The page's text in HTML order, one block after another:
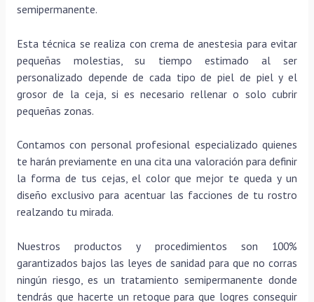
semipermanente.
Esta técnica se realiza con crema de anestesia para evitar
pequeñas molestias, su tiempo estimado al ser
personalizado depende de cada tipo de piel de piel y el
grosor de la ceja, si es necesario rellenar o solo cubrir
pequeñas zonas.
Contamos con personal profesional especializado quienes
te harán previamente en una cita una valoración para definir
la forma de tus cejas, el color que mejor te queda y un
diseño exclusivo para acentuar las facciones de tu rostro
realzando tu mirada.
Nuestros productos y procedimientos son 100%
garantizados bajos las leyes de sanidad para que no corras
ningún riesgo, es un tratamiento semipermanente donde
tendrás que hacerte un retoque para que logres conseguir